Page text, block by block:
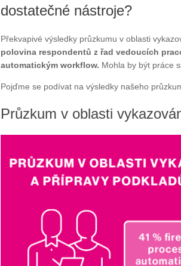
dostatečné nástroje?
Překvapivé výsledky průzkumu v oblasti
polovina respondentů z řad vedoucích
automatickým workflow. Mohla by být práce
Pojďme se podívat na výsledky našeho
Průzkum v oblasti